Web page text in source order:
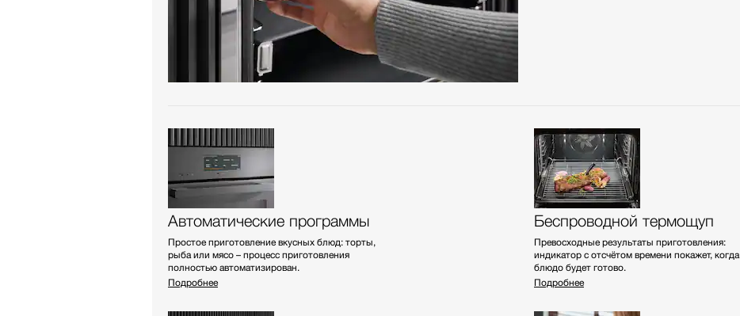
Автоматические программы
Простое приготовление вкусных блюд: торты,
рыба или мясо – процесс приготовления
полностью автоматизирован.
Подробнее
Беспроводной термощуп
Превосходные результаты приготовления:
индикатор с отсчётом времени покажет, когда
блюдо будет готово.
Подробнее